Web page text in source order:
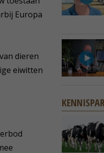
Europa
dieren
eiwitten